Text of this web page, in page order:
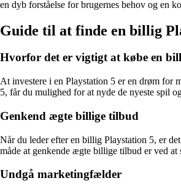
en dyb forståelse for brugernes behov og en
Guide til at finde en billig
Hvorfor det er vigtigt at købe en
At investere i en Playstation 5 er en drøm for
5, får du mulighed for at nyde de nyeste spil
Genkend ægte billige tilbud
Når du leder efter en billig Playstation 5, er
måde at genkende ægte billige tilbud er ved
Undgå marketingfælder